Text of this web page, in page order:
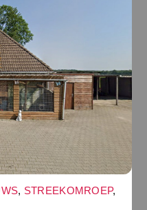
, STREEKOMROEP,